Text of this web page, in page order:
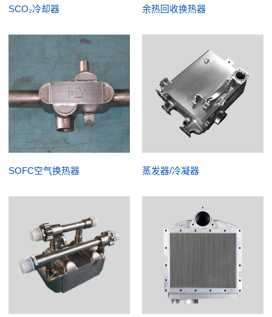
SCO₂冷却器 余热回收换热器
SOFC空气换热器 蒸发器/冷凝器